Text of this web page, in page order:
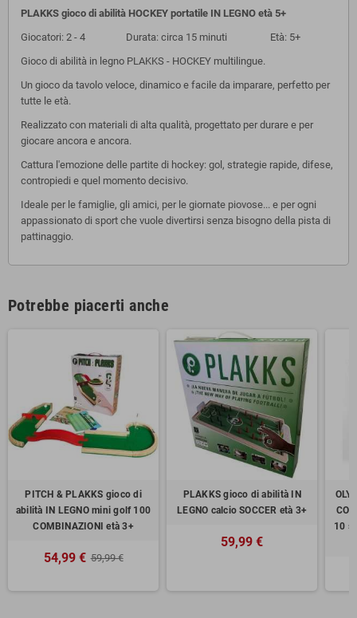
PLAKKS gioco di abilità HOCKEY portatile IN LEGNO età 5+
Giocatori: 2 - 4 Durata: circa 15 minuti Età: 5+
Gioco di abilità in legno PLAKKS - HOCKEY multilingue.
Un gioco da tavolo veloce, dinamico e facile da imparare, perfetto per
tutte le età.
Realizzato con materiali di alta qualità, progettato per durare e per
giocare ancora e ancora.
Cattura l'emozione delle partite di hockey: gol, strategie rapide, difese,
contropiedi e quel momento decisivo.
Ideale per le famiglie, gli amici, per le giornate piovose... e per ogni
appassionato di sport che vuole divertirsi senza bisogno della pista di
pattinaggio.
Potrebbe piacerti anche
PITCH & PLAKKS gioco di
abilità IN LEGNO mini golf 100
COMBINAZIONI età 3+
54,99 € 59,99 €
PLAKKS gioco di abilità IN
LEGNO calcio SOCCER età 3+
59,99 €
10